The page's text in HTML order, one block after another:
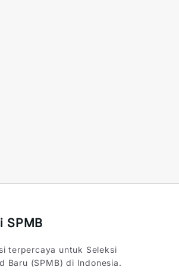
SPMB
terpercaya untuk Seleksi
Baru (SPMB) di Indonesia.